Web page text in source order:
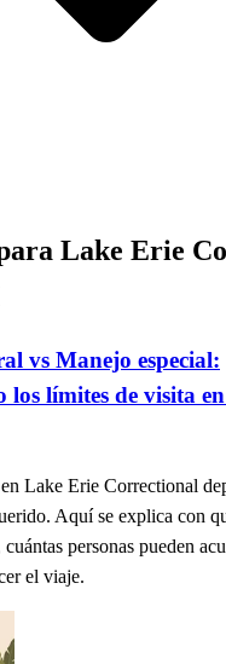
Lake Erie
vs Manejo especial:
los límites de visita
Lake Erie Correctional
Aquí se explica con
personas pueden
el viaje.